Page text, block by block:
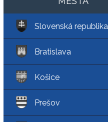
Slovenská republika
Bratislava
Košice
Prešov